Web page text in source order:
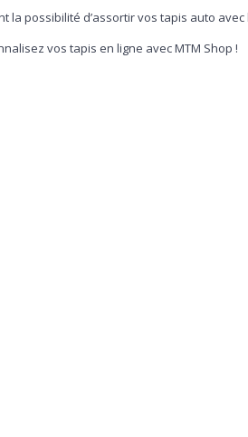
la possibilité d’assortir vos tapis auto
vos tapis en ligne avec MTM Shop !